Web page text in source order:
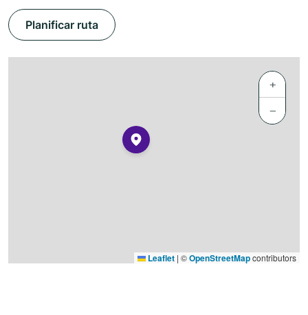
Planificar ruta
+
−
Leaflet | ©OpenStreetMapcontributors